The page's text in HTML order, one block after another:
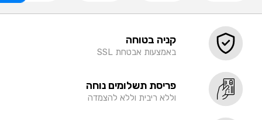
קניה בטוחה
באמצעות אבטחת SSL
פריסת תשלומים נוחה
וללא ריבית וללא להצמדה